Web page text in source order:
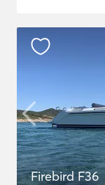
Firebird F36